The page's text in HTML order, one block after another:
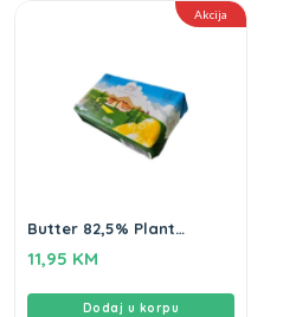
Akcija
Butter 82,5% Plant
11,95 KM
Dodaj u korpu